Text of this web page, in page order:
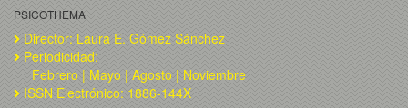
PSICOTHEMA
Director: Laura E. Gómez Sánchez
Periodicidad:
Febrero | Mayo | Agosto | Noviembre
ISSN Electrónico: 1886-144X